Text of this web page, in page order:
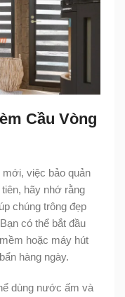
Cầu Vòng
việc bảo quản
hãy nhớ rằng
chúng trông đẹp
có thể bắt đầu
hoặc máy hút
hàng ngày.
dùng nước ấm và